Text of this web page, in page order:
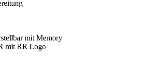
mit Memory
mit RR Logo